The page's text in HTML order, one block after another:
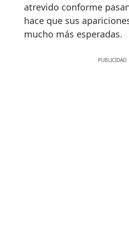
atrevido conforme
hace que sus
mucho más esperadas.